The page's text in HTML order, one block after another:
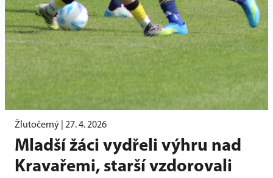
Žlutočerný | 27. 4. 2026
Mladší žáci vydřeli výhru nad
Kravařemi, starší vzdorovali